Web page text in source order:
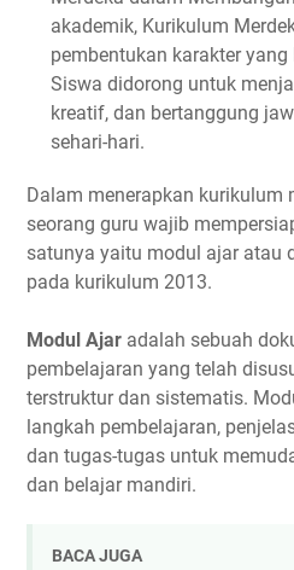
akademik, Kurikulum
pembentukan karakter
Siswa didorong untuk
kreatif, dan bertanggung
sehari-hari.
Dalam menerapkan kurikulum
seorang guru wajib
satunya yaitu modul ajar atau
pada kurikulum 2013.
Modul Ajar adalah sebuah
pembelajaran yang telah
terstruktur dan sistematis.
langkah pembelajaran,
dan tugas-tugas untuk
dan belajar mandiri.
BACA JUGA